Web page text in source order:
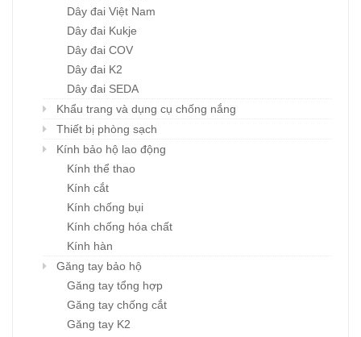
Dây đai Việt Nam
Dây đai Kukje
Dây đai COV
Dây đai K2
Dây đai SEDA
Khẩu trang và dụng cụ chống nắng
Thiết bị phòng sạch
Kính bảo hộ lao động
Kính thể thao
Kính cắt
Kính chống bụi
Kính chống hóa chất
Kính hàn
Găng tay bảo hộ
Găng tay tổng hợp
Găng tay chống cắt
Găng tay K2